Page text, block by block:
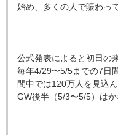
始め、多くの人で賑わっ
公式発表によると初日の
毎年4/29〜5/5までの7日
間中では120万人を見込
GW後半（5/3〜5/5）は